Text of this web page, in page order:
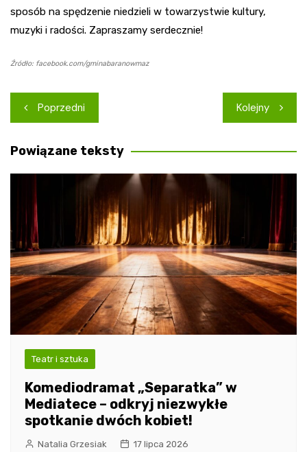
sposób na spędzenie niedzieli w towarzystwie kultury,
muzyki i radości. Zapraszamy serdecznie!
Źródło: facebook.com/gminabaranowmaz
Nawigacja
wpisu
Poprzedni Kolejny
Powiązane teksty
Teatr i sztuka
Komediodramat „Separatka” w
Mediatece – odkryj niezwykłe
spotkanie dwóch kobiet!
Natalia Grzesiak 17 lipca 2026